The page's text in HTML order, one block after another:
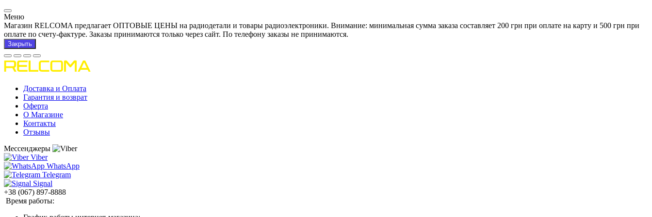
Меню
Магазин RELCOMA предлагает ОПТОВЫЕ ЦЕНЫ на радиодетали и товары радиоэлектроники. Внимание: минимальная сумма заказа составляет 200 грн при оплате на карту и 500 грн при
оплате по счету-фактуре. Заказы принимаются только через сайт. По телефону заказы не принимаются.
Закрыть
Доставка и Оплата
Гарантия и возврат
Оферта
О Магазине
Контакты
Отзывы
Мессенджеры
Viber
WhatsApp
Telegram
Signal
+38 (067) 897-8888
Время работы: